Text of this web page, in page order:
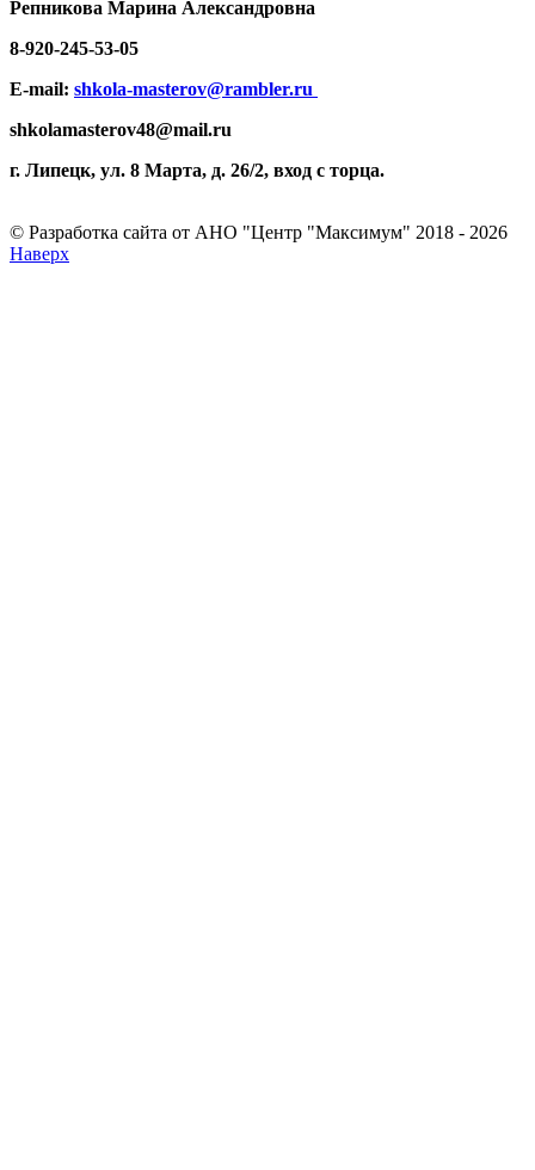
Репникова Марина Александровна
8-920-245-53-05
E-mail: shkola-masterov@rambler.ru
shkolamasterov48@mail.ru
г. Липецк, ул. 8 Марта, д. 26/2, вход с торца.
© Разработка сайта от АНО "Центр "Максимум" 2018 - 2026
Наверх